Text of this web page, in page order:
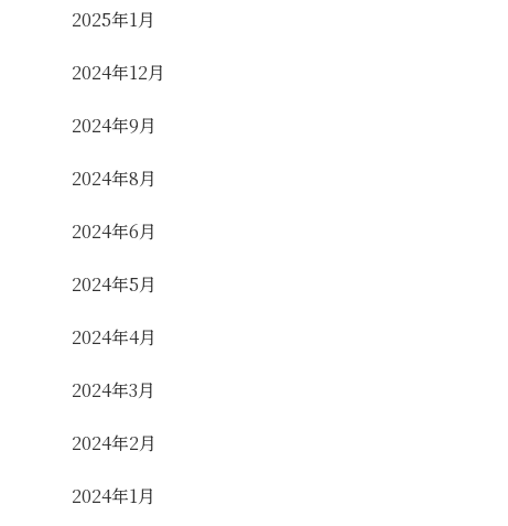
2025年1月
2024年12月
2024年9月
2024年8月
2024年6月
2024年5月
2024年4月
2024年3月
2024年2月
2024年1月